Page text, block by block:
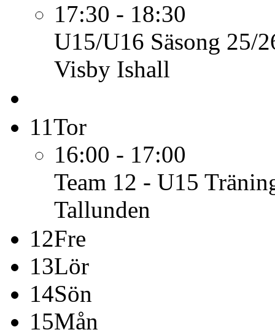
17:30 - 18:30
U15/U16 Säsong 25/
Visby Ishall
11Tor
16:00 - 17:00
Team 12 - U15
Tallunden
12Fre
13Lör
14Sön
15Mån